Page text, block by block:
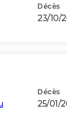
Décès
23/10/
Décès
25/01/